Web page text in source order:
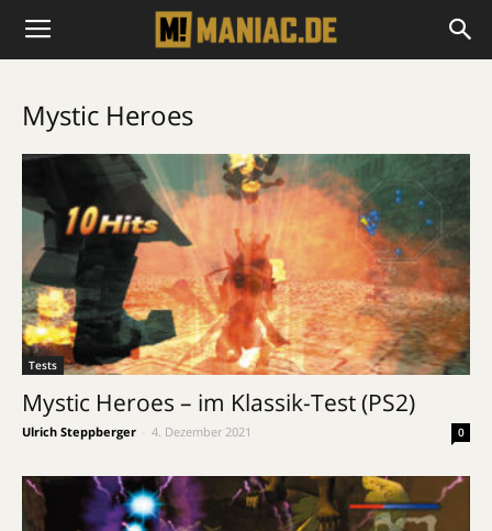
Mystic Heroes
Tests
Mystic Heroes – im Klassik-Test (PS2)
Ulrich Steppberger 4. Dezember 2021 0